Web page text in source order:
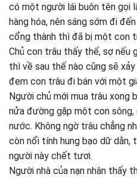
có một người lái buôn tên gọi
hàng hóa, nên sáng sớm đi
cổng thành thì đã bị một con
Chủ con trâu thấy thế, sợ nếu
thì về sau thế nào cũng sẽ
đem con trâu đi bán với một
Người chủ mới mua trâu xong
nửa đường gặp một con sông,
nước. Không ngờ trâu chẳng
còn nổi tính hung bạo dữ dằn,
người này chết tươi.
Người nhà của nạn nhân thấy